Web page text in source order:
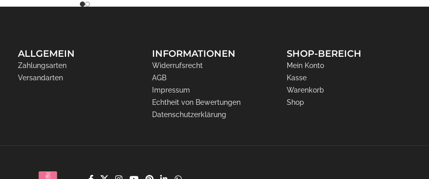
ALLGEMEIN
Zahlungsarten
Versandarten
INFORMATIONEN
Widerrufsrecht
AGB
Impressum
Echtheit von Bewertungen
Datenschutzerklärung
SHOP-BEREICH
Mein Konto
Kasse
Warenkorb
Shop